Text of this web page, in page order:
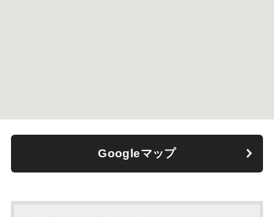
Googleマップ